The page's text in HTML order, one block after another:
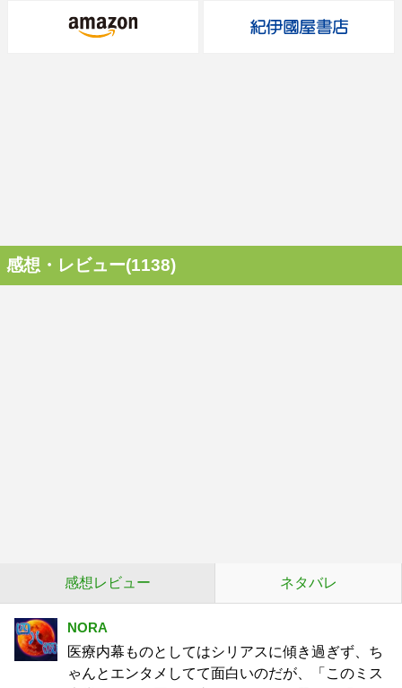
感想・レビュー(1138)
感想レビュー ネタバレ
NORA
医療内幕ものとしてはシリアスに傾き過ぎず、ち
ゃんとエンタメしてて面白いのだが、「このミス